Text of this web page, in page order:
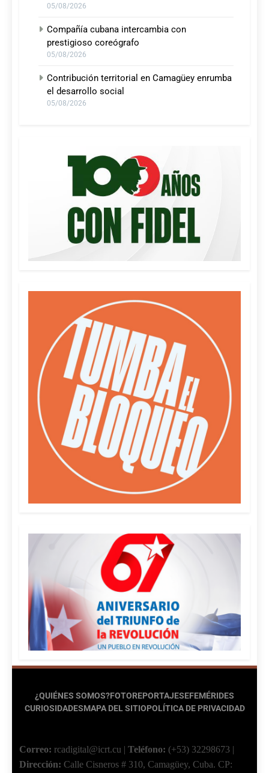
05/08/2026
Compañía cubana intercambia con
prestigioso coreógrafo
05/08/2026
Contribución territorial en Camagüey enrumba
el desarrollo social
05/08/2026
¿QUIÉNES SOMOS?FOTOREPORTAJESEFEMÉRIDES
CURIOSIDADESMAPA DEL SITIOPOLÍTICA DE PRIVACIDAD
Correo: rcadigital@icrt.cu | Teléfono: (+53) 32298673 |
Dirección: Calle Cisneros # 310, Camagüey, Cuba. CP: